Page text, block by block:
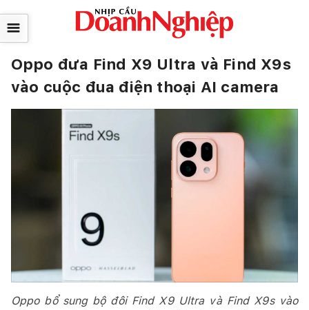
☰
Oppo đưa Find X9 Ultra và Find X9s
vào cuộc đua điện thoại AI camera
Oppo bổ sung bộ đôi Find X9 Ultra và Find X9s vào